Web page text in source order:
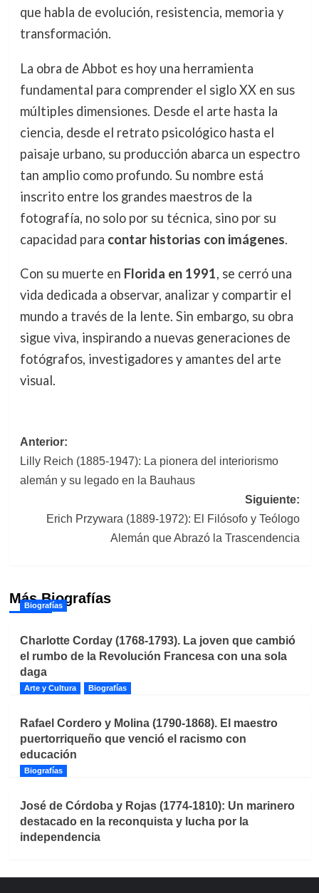
que habla de evolución, resistencia, memoria y
transformación.
La obra de Abbot es hoy una herramienta
fundamental para comprender el siglo XX en sus
múltiples dimensiones. Desde el arte hasta la
ciencia, desde el retrato psicológico hasta el
paisaje urbano, su producción abarca un espectro
tan amplio como profundo. Su nombre está
inscrito entre los grandes maestros de la
fotografía, no solo por su técnica, sino por su
capacidad para contar historias con imágenes.
Con su muerte en Florida en 1991, se cerró una
vida dedicada a observar, analizar y compartir el
mundo a través de la lente. Sin embargo, su obra
sigue viva, inspirando a nuevas generaciones de
fotógrafos, investigadores y amantes del arte
visual.
Navegación
de
entradas
Anterior:
Lilly Reich (1885-1947): La pionera del interiorismo
alemán y su legado en la Bauhaus
Siguiente:
Erich Przywara (1889-1972): El Filósofo y Teólogo
Alemán que Abrazó la Trascendencia
Más Biografías
Biografías
Charlotte Corday (1768-1793). La joven que cambió
el rumbo de la Revolución Francesa con una sola
daga
Arte y Cultura Biografías
Rafael Cordero y Molina (1790-1868). El maestro
puertorriqueño que venció el racismo con
educación
Biografías
José de Córdoba y Rojas (1774-1810): Un marinero
destacado en la reconquista y lucha por la
independencia